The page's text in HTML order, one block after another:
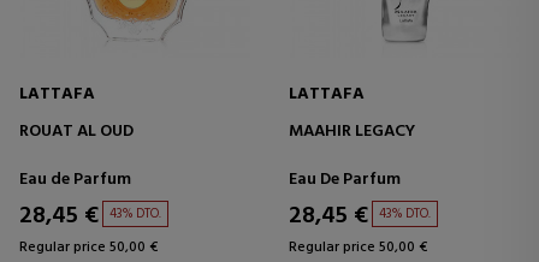
LATTAFA
ROUAT AL OUD
Eau de Parfum
28,45 € 43% DTO.
Regular price 50,00 €
LATTAFA
MAAHIR LEGACY
Eau De Parfum
28,45 € 43% DTO.
Regular price 50,00 €